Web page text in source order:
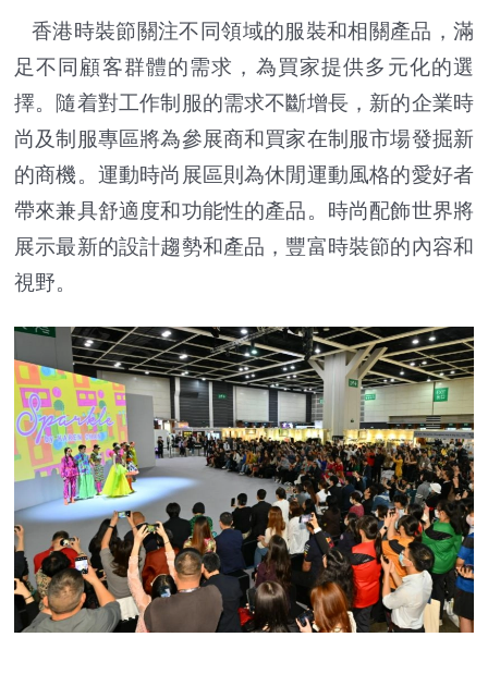
香港時裝節關注不同領域的服裝和相關產品，滿
足不同顧客群體的需求，為買家提供多元化的選
擇。隨着對工作制服的需求不斷增長，新的企業時
尚及制服專區將為參展商和買家在制服市場發掘新
的商機。運動時尚展區則為休閒運動風格的愛好者
帶來兼具舒適度和功能性的產品。時尚配飾世界將
展示最新的設計趨勢和產品，豐富時裝節的內容和
視野。